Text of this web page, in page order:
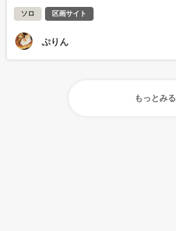
ソロ 区画サイト
ぷりん
もっとみる